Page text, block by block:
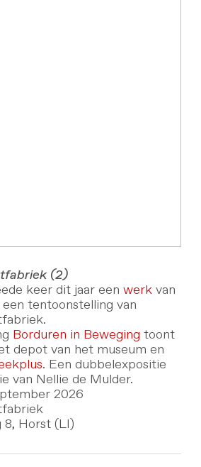
(2)
keer dit jaar een werkvan
tentoonstelling van
Borduren in Beweging toont
depot van het museum en
. Een dubbelexpositie
van Nellie de Mulder.
2026
8, Horst (LI)